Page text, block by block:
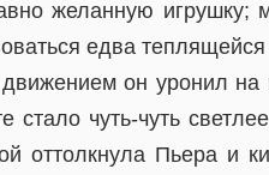
желанную игрушку;
едва
он уронил на
стало чуть-чуть
оттолкнула Пьера и